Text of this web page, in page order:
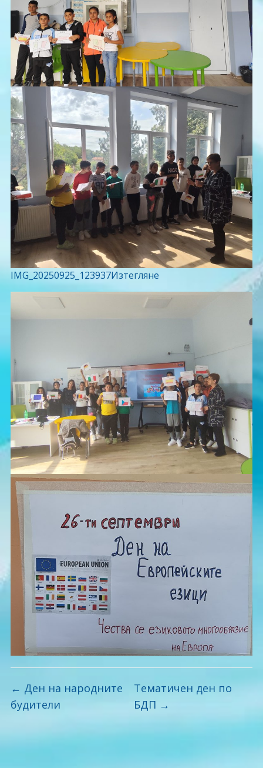
IMG_20250925_123937Изтегляне
← Ден на народните
будители
Тематичен ден по
БДП →